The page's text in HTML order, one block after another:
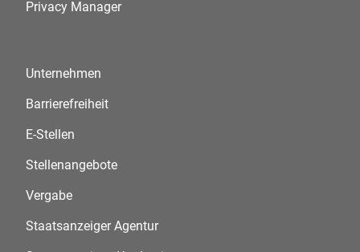
Privacy Manager
Unternehmen
Barrierefreiheit
E-Stellen
Stellenangebote
Vergabe
Staatsanzeiger Agentur